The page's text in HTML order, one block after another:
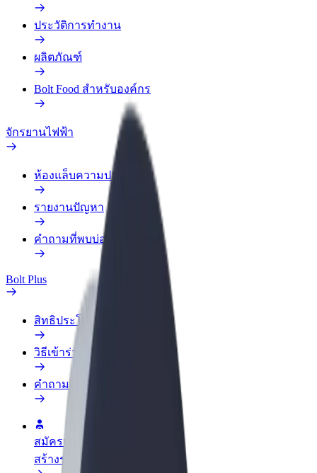
ประวัติการทำงาน
ผลิตภัณฑ์
Bolt Food สำหรับองค์กร
จักรยานไฟฟ้า
ห้องแล็บความปลอดภัย
รายงานปัญหา
คำถามที่พบบ่อย
Bolt Plus
สิทธิประโยชน์
วิธีเข้าร่วม
คำถามที่พบบ่อย
สมัครเป็นคนขับ
สร้างรายได้ในแบบของคุณ